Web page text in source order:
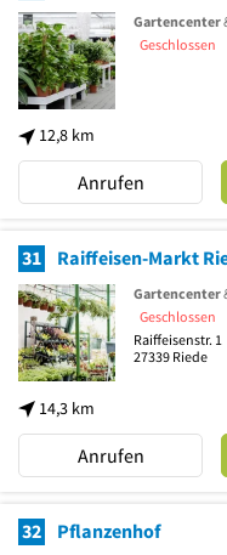
12,8 km
Gartencenter
Geschlossen
Anrufen
31 Raiffeisen-Markt
14,3 km
Gartencenter
Geschlossen
Raiffeisenstr. 1
27339 Riede
Anrufen
32 Pflanzenhof